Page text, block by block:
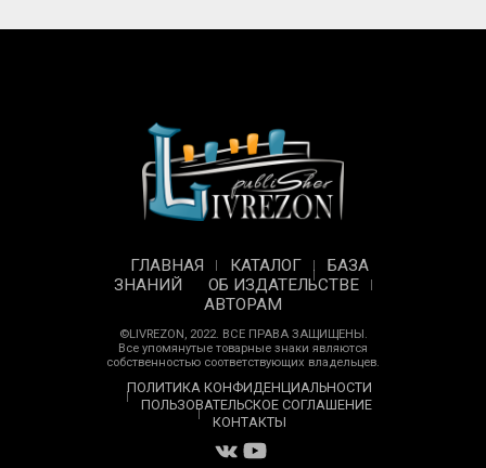
ГЛАВНАЯ КАТАЛОГ
БАЗА
ЗНАНИЙ
ОБ ИЗДАТЕЛЬСТВЕ
АВТОРАМ
©LIVREZON, 2022. ВСЕ ПРАВА ЗАЩИЩЕНЫ.
Все упомянутые товарные знаки являются
собственностью соответствующих владельцев.
ПОЛИТИКА КОНФИДЕНЦИАЛЬНОСТИ
ПОЛЬЗОВАТЕЛЬСКОЕ СОГЛАШЕНИЕ
КОНТАКТЫ